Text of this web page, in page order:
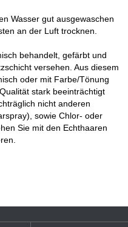
Wasser gut ausgewaschen
an der Luft trocknen.
behandelt, gefärbt und
versehen. Aus diesem
oder mit Farbe/Tönung
stark beeinträchtigt
nicht anderen
sowie Chlor- oder
Sie mit den Echthaaren